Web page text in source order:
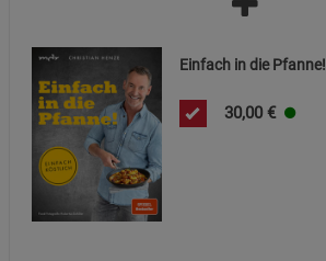
Einfach in die Pfanne!
30,00 €